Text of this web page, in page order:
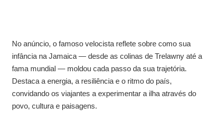
No anúncio, o famoso velocista reflete sobre como sua
infância na Jamaica — desde as colinas de Trelawny até a
fama mundial — moldou cada passo da sua trajetória.
Destaca a energia, a resiliência e o ritmo do país,
convidando os viajantes a experimentar a ilha através do
povo, cultura e paisagens.